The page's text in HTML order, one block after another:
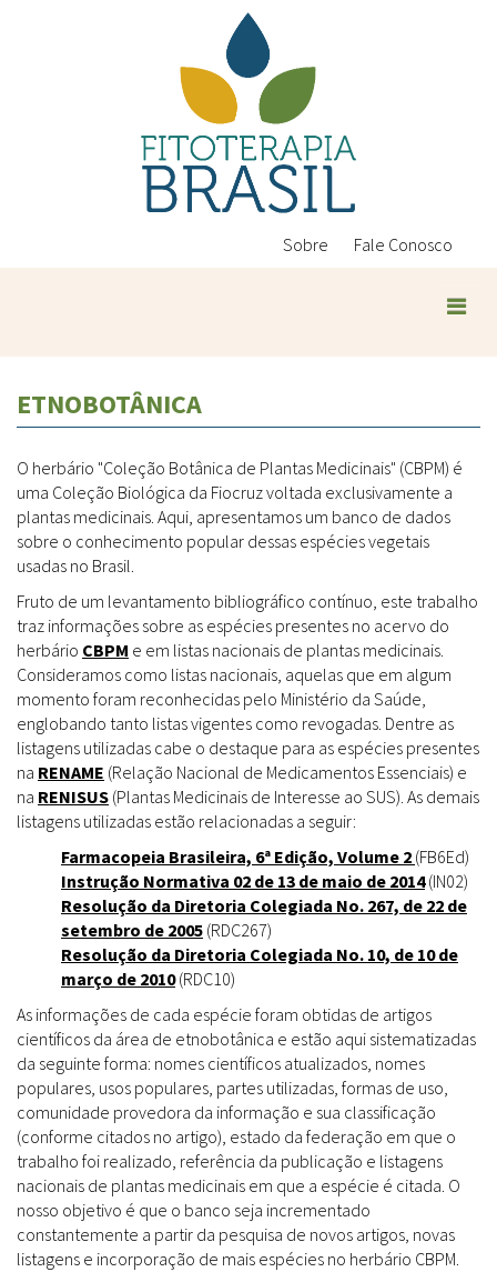
Sobre Fale Conosco
ETNOBOTÂNICA
O herbário "Coleção Botânica de Plantas Medicinais" (CBPM) é
uma Coleção Biológica da Fiocruz voltada exclusivamente a
plantas medicinais. Aqui, apresentamos um banco de dados
sobre o conhecimento popular dessas espécies vegetais
usadas no Brasil.
Fruto de um levantamento bibliográfico contínuo, este trabalho
traz informações sobre as espécies presentes no acervo do
herbário CBPM e em listas nacionais de plantas medicinais.
Consideramos como listas nacionais, aquelas que em algum
momento foram reconhecidas pelo Ministério da Saúde,
englobando tanto listas vigentes como revogadas. Dentre as
listagens utilizadas cabe o destaque para as espécies presentes
na RENAME (Relação Nacional de Medicamentos Essenciais) e
na RENISUS (Plantas Medicinais de Interesse ao SUS). As demais
listagens utilizadas estão relacionadas a seguir:
Farmacopeia Brasileira, 6ª Edição, Volume 2 (FB6Ed)
Instrução Normativa 02 de 13 de maio de 2014(IN02)
Resolução da Diretoria Colegiada No. 267, de 22 de
setembro de 2005 (RDC267)
Resolução da Diretoria Colegiada No. 10, de 10 de
março de 2010(RDC10)
As informações de cada espécie foram obtidas de artigos
científicos da área de etnobotânica e estão aqui sistematizadas
da seguinte forma: nomes científicos atualizados, nomes
populares, usos populares, partes utilizadas, formas de uso,
comunidade provedora da informação e sua classificação
(conforme citados no artigo), estado da federação em que o
trabalho foi realizado, referência da publicação e listagens
nacionais de plantas medicinais em que a espécie é citada. O
nosso objetivo é que o banco seja incrementado
constantemente a partir da pesquisa de novos artigos, novas
listagens e incorporação de mais espécies no herbário CBPM.